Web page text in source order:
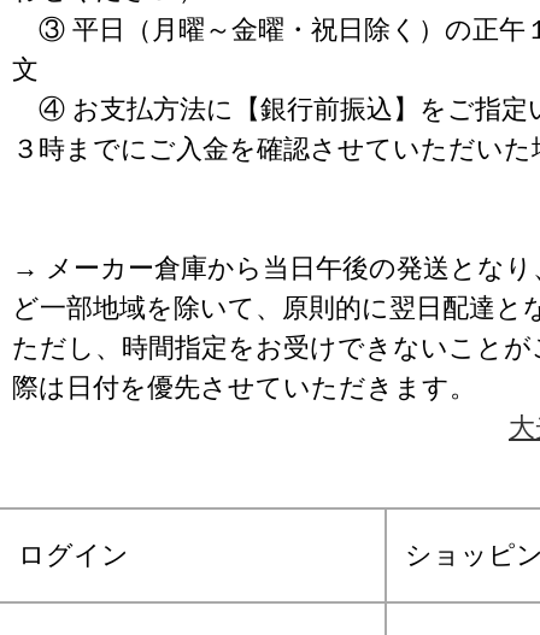
③ 平日（月曜～金曜・祝日除く）の正午
文
④ お支払方法に【銀行前振込】をご指定
３時までにご入金を確認させていただいた
→ メーカー倉庫から当日午後の発送となり
ど一部地域を除いて、原則的に翌日配達と
ただし、時間指定をお受けできないこと
際は日付を優先させていただきます。
ログイン ショッピ